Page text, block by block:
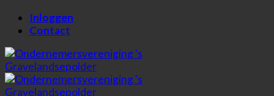
naar
Inloggen
Contact